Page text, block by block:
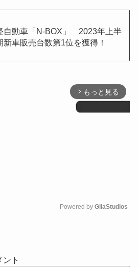
自動車「N-BOX」 2023年上半
新車販売台数第1位を獲得！
arrow_forward_ios もっと見る
Powered by GliaStudios